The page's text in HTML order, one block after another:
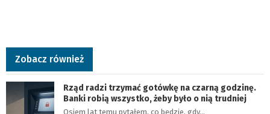
Zobacz również
Rząd radzi trzymać gotówkę na czarną godzinę.
Banki robią wszystko, żeby było o nią trudniej
Osiem lat temu pytałem, co będzie, gdy…